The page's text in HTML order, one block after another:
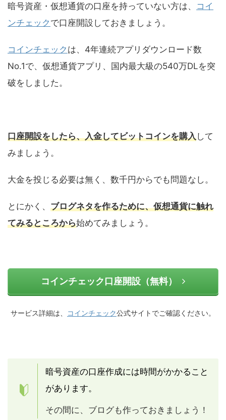
暗号資産・仮想通貨の口座を持っていない方は、 コイ
ンチェック で口座開設しておきましょう。
コインチェック は、4年連続アプリダウンロード数
No.1で、仮想通貨アプリ、国内最大級の540万DLを突
破をしました。
口座開設をしたら、入金してビットコインを購入して
みましょう。
大金を投じる必要は無く、数千円からでも問題なし。
とにかく、 ブログネタを作るために、仮想通貨に触れ
てみるところから始めてみましょう。
コインチェック口座開設（無料）
サービス詳細は、 コインチェック公式サイトでご確認ください。
暗号資産の口座作成には時間がかかること
があります。
その間に、ブログも作っておきましょう！